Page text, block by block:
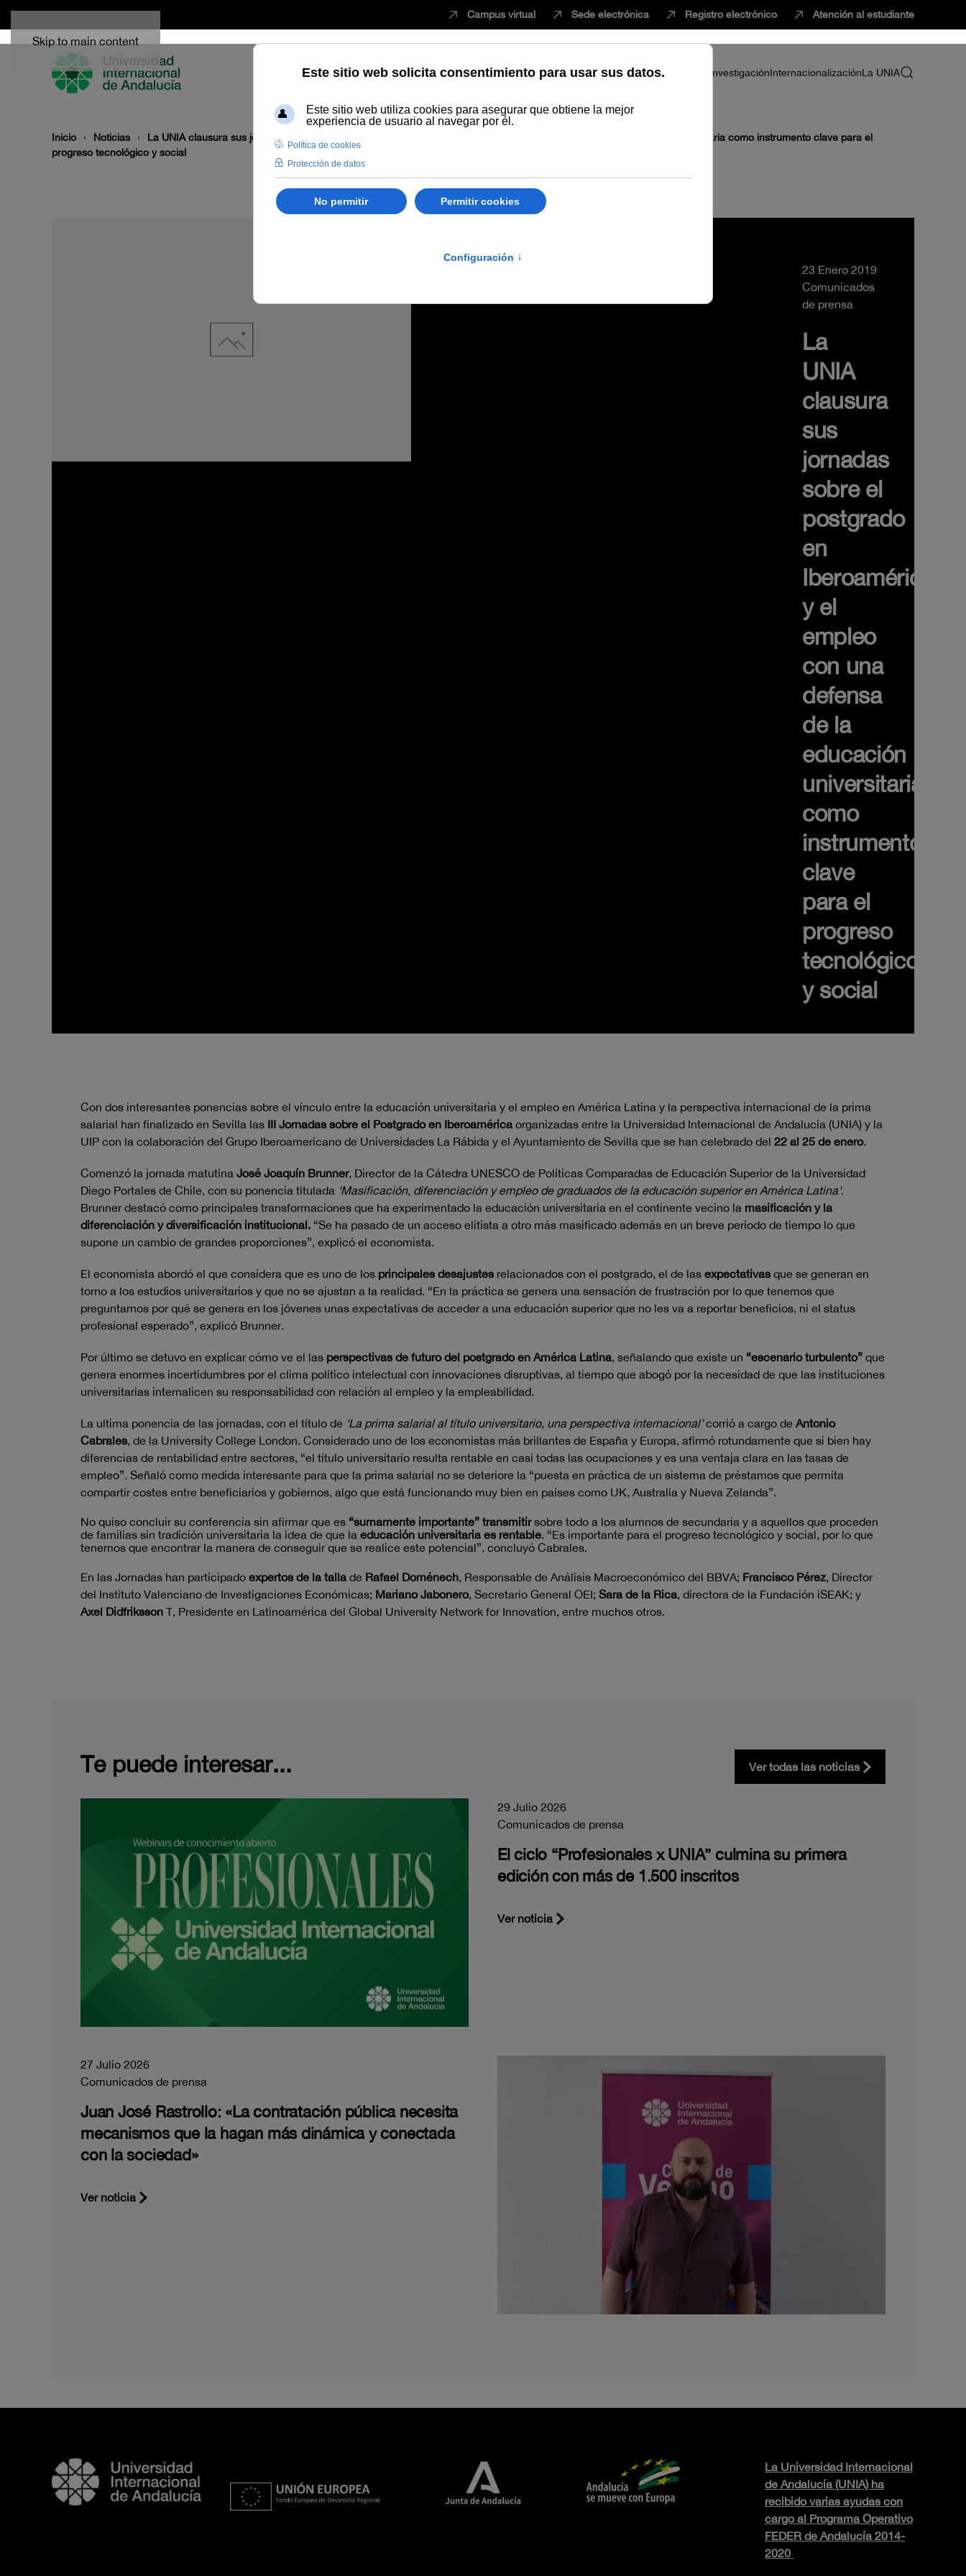
Skip to main content
Campus virtual Sede electrónica Registro electrónico Atención al estudiante
EstudiarInnovaciónVida universitariaProfesorado InvestigaciónInternacionalizaciónLa UNIA
Inicio Noticias
La UNIA clausura sus jornadas sobre el postgrado en Iberoamérica y el empleo con una defensa de la educación universitaria como instrumento clave para el
progreso tecnológico y social
23 Enero 2019
Comunicados
de prensa
La
UNIA
clausura
sus
jornadas
sobre el
postgrado
en
Iberoamérica
y el
empleo
con una
defensa
de la
educación
universitaria
como
instrumento
clave
para el
progreso
tecnológico
y social
Con dos interesantes ponencias sobre el vínculo entre la educación universitaria y el empleo en América Latina y la perspectiva internacional de la prima
salarial han finalizado en Sevilla las III Jornadas sobre el Postgrado en Iberoamérica organizadas entre la Universidad Internacional de Andalucía (UNIA) y la
UIP con la colaboración del Grupo Iberoamericano de Universidades La Rábida y el Ayuntamiento de Sevilla que se han celebrado del 22 al 25 de enero.
Comenzó la jornada matutina José Joaquín Brunner, Director de la Cátedra UNESCO de Políticas Comparadas de Educación Superior de la Universidad
Diego Portales de Chile, con su ponencia titulada ‘Masificación, diferenciación y empleo de graduados de la educación superior en América Latina'.
Brunner destacó como principales transformaciones que ha experimentado la educación universitaria en el continente vecino la masificación y la
diferenciación y diversificación institucional. “Se ha pasado de un acceso elitista a otro más masificado además en un breve período de tiempo lo que
supone un cambio de grandes proporciones”, explicó el economista.
El economista abordó el que considera que es uno de los principales desajustes relacionados con el postgrado, el de las expectativas que se generan en
torno a los estudios universitarios y que no se ajustan a la realidad. “En la práctica se genera una sensación de frustración por lo que tenemos que
preguntarnos por qué se genera en los jóvenes unas expectativas de acceder a una educación superior que no les va a reportar beneficios, ni el status
profesional esperado”, explicó Brunner.
Por último se detuvo en explicar cómo ve el las perspectivas de futuro del postgrado en América Latina, señalando que existe un “escenario turbulento” que
genera enormes incertidumbres por el clima político intelectual con innovaciones disruptivas, al tiempo que abogó por la necesidad de que las instituciones
universitarias internalicen su responsabilidad con relación al empleo y la empleabilidad.
La ultima ponencia de las jornadas, con el título de ‘La prima salarial al título universitario, una perspectiva internacional’corrió a cargo de Antonio
Cabrales, de la University College London. Considerado uno de los economistas más brillantes de España y Europa, afirmó rotundamente que si bien hay
diferencias de rentabilidad entre sectores, “el título universitario resulta rentable en casi todas las ocupaciones y es una ventaja clara en las tasas de
empleo”. Señaló como medida interesante para que la prima salarial no se deteriore la “puesta en práctica de un sistema de préstamos que permita
compartir costes entre beneficiarios y gobiernos, algo que está funcionando muy bien en países como UK, Australia y Nueva Zelanda”.
No quiso concluir su conferencia sin afirmar que es “sumamente importante” transmitirsobre todo a los alumnos de secundaria y a aquellos que proceden
de familias sin tradición universitaria la idea de que la educación universitaria es rentable. “Es importante para el progreso tecnológico y social, por lo que
tenemos que encontrar la manera de conseguir que se realice este potencial”, concluyó Cabrales.
En las Jornadas han participado expertos de la talla de Rafael Doménech, Responsable de Análisis Macroeconómico del BBVA; Francisco Pérez, Director
del Instituto Valenciano de Investigaciones Económicas; Mariano Jabonero, Secretario General OEI; Sara de la Rica, directora de la Fundación iSEAK; y
Axel Didfriksson T, Presidente en Latinoamérica del Global University Network for Innovation, entre muchos otros.
Te puede interesar... Ver todas las noticias
29 Julio 2026
Comunicados de prensa
El ciclo “Profesionales x UNIA” culmina su primera
edición con más de 1.500 inscritos
Ver noticia
27 Julio 2026
Comunicados de prensa
Juan José Rastrollo: «La contratación pública necesita
mecanismos que la hagan más dinámica y conectada
con la sociedad»
Ver noticia
La Universidad Internacional
de Andalucía (UNIA) ha
recibido varias ayudas con
cargo al Programa Operativo
FEDER de Andalucía 2014-
2020